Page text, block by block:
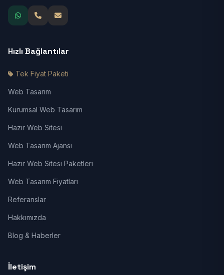
Hızlı Bağlantılar
Tek Fiyat Paketi
Web Tasarım
Kurumsal Web Tasarım
Hazır Web Sitesi
Web Tasarım Ajansı
Hazır Web Sitesi Paketleri
Web Tasarım Fiyatları
Referanslar
Hakkımızda
Blog & Haberler
İletişim